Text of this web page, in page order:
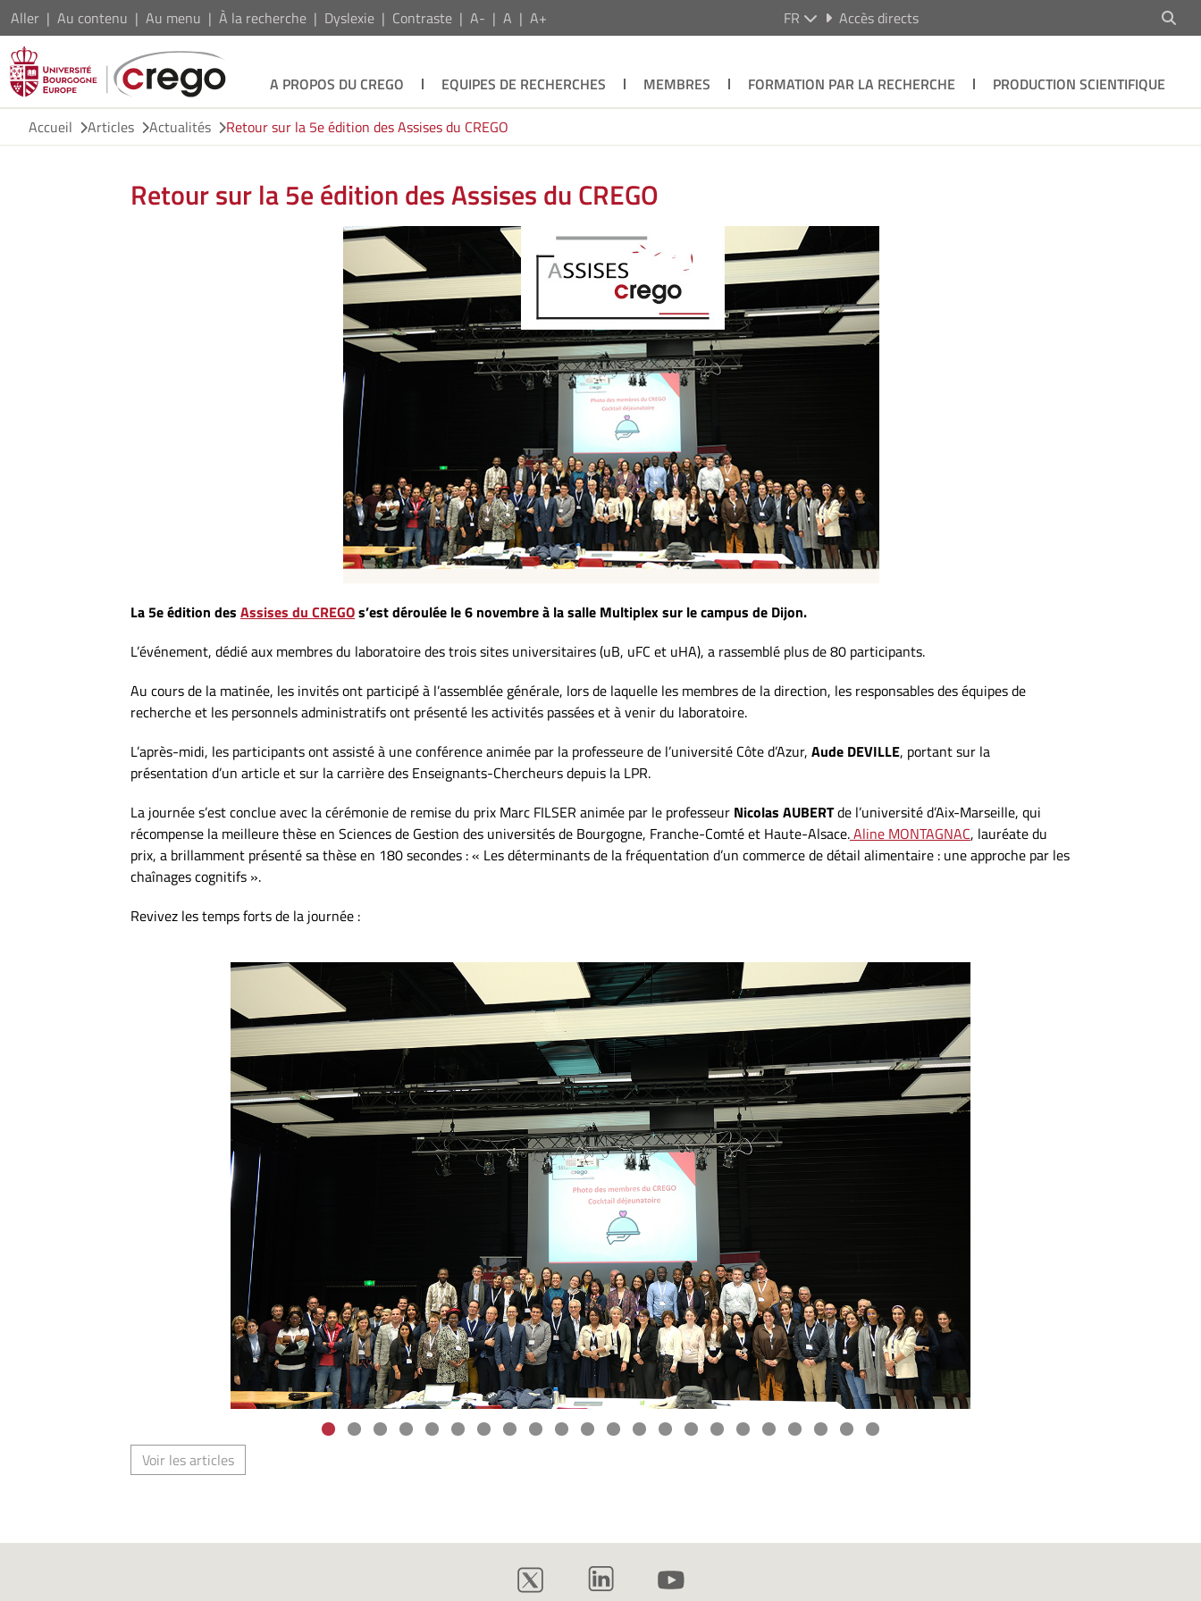
Aller Au contenu Au menu À la recherche Dyslexie Contraste A- A A+ FR Accès directs
A PROPOS DU CREGO EQUIPES DE RECHERCHES MEMBRES FORMATION PAR LA RECHERCHE
PRODUCTION SCIENTIFIQUE
Accueil
Articles Actualités Retour sur la 5e édition des Assises du CREGO
Retour sur la 5e édition des Assises du CREGO
La 5e édition des Assises du CREGOs’est déroulée le 6 novembre à la salle Multiplex sur le campus de Dijon.
L’événement, dédié aux membres du laboratoire des trois sites universitaires (uB, uFC et uHA), a rassemblé plus de 80 participants.
Au cours de la matinée, les invités ont participé à l’assemblée générale, lors de laquelle les membres de la direction, les responsables des équipes de
recherche et les personnels administratifs ont présenté les activités passées et à venir du laboratoire.
L’après-midi, les participants ont assisté à une conférence animée par la professeure de l’université Côte d’Azur, Aude DEVILLE, portant sur la
présentation d’un article et sur la carrière des Enseignants-Chercheurs depuis la LPR.
La journée s’est conclue avec la cérémonie de remise du prix Marc FILSER animée par le professeur Nicolas AUBERTde l’université d’Aix-Marseille, qui
récompense la meilleure thèse en Sciences de Gestion des universités de Bourgogne, Franche-Comté et Haute-Alsace.Aline MONTAGNAC, lauréate du
prix, a brillamment présenté sa thèse en 180 secondes : « Les déterminants de la fréquentation d’un commerce de détail alimentaire : une approche par les
chaînages cognitifs ».
Revivez les temps forts de la journée :
Voir les articles